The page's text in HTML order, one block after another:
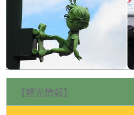
【観光情報】